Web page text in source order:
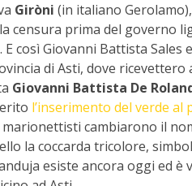
Giròni (in italiano
censura prima del governo
così Giovanni Battista Sales
di Asti, dove ricevettero
Giovanni Battista De
l’inserimento del verde
cambiarono il
la coccarda tricolore,
esiste ancora oggi ed è